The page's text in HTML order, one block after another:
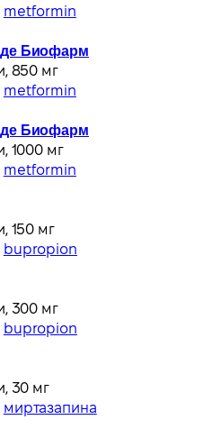
metformin
Биофарм
850 мг
metformin
Биофарм
1000 мг
metformin
150 мг
bupropion
300 мг
bupropion
30 мг
миртазапина